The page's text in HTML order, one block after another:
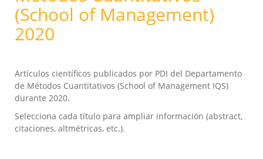
(School of Management)
2020
Artículos científicos publicados por PDI del Departamento
de Métodos Cuantitativos (School of Management IQS)
durante 2020.
Selecciona cada título para ampliar información (abstract,
citaciones, altmétricas, etc.).